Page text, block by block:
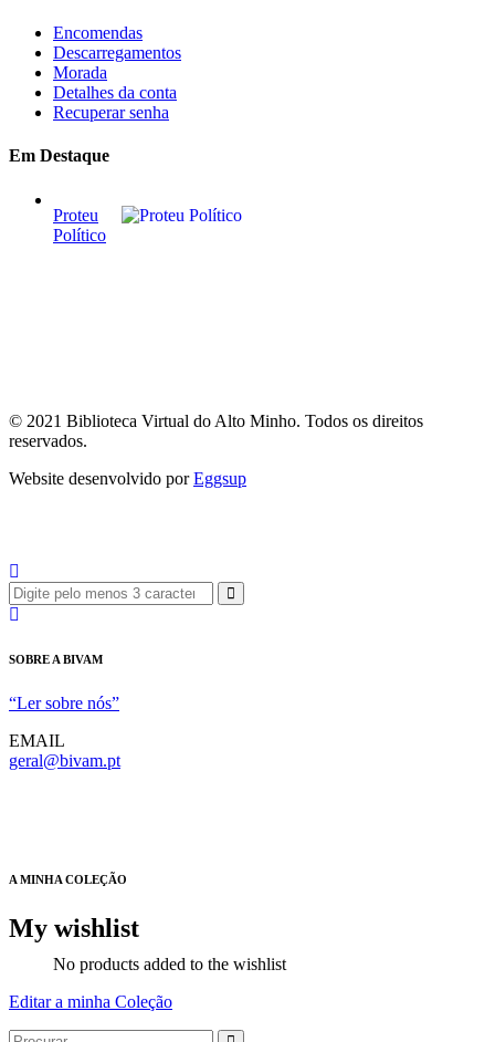
Encomendas
Descarregamentos
Morada
Detalhes da conta
Recuperar senha
Em Destaque
Proteu
Político
© 2021 Biblioteca Virtual do Alto Minho. Todos os direitos
reservados.
Website desenvolvido porEggsup
SOBRE A BIVAM
“Ler sobre nós”
EMAIL
geral@bivam.pt
A MINHA COLEÇÃO
My wishlist
No products added to the wishlist
Editar a minha Coleção